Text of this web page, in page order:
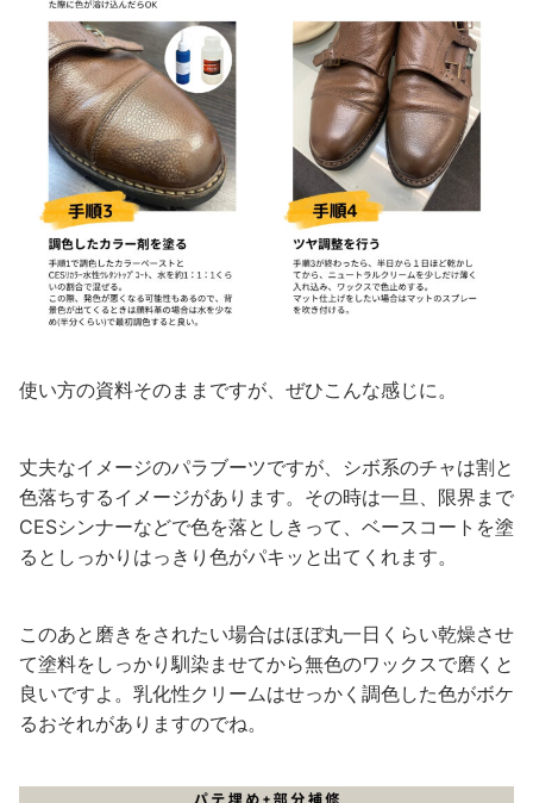
使い方の資料そのままですが、ぜひこんな感じに。
丈夫なイメージのパラブーツですが、シボ系のチャは割と
色落ちするイメージがあります。その時は一旦、限界まで
CESシンナーなどで色を落としきって、ベースコートを塗
るとしっかりはっきり色がパキッと出てくれます。
このあと磨きをされたい場合はほぼ丸一日くらい乾燥させ
て塗料をしっかり馴染ませてから無色のワックスで磨くと
良いですよ。乳化性クリームはせっかく調色した色がボケ
るおそれがありますのでね。